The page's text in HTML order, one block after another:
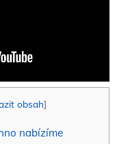
obsah]
nabízíme